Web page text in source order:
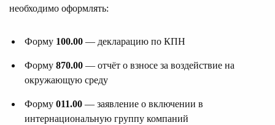
необходимо оформлять:
Форму 100.00 — декларацию по КПН
Форму 870.00 — отчёт о взносе за воздействие на
окружающую среду
Форму 011.00 — заявление о включении в
интернациональную группу компаний